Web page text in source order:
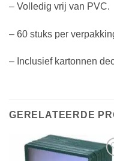
– Volledig vrij van PVC.
– 60 stuks per
– Inclusief kartonnen
GERELATEERDE